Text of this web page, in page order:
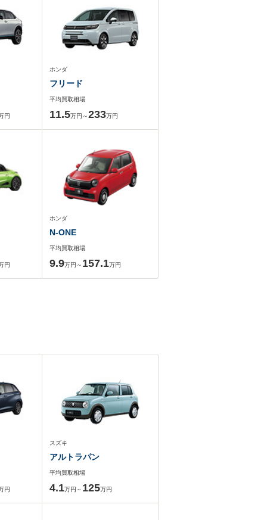
円
ホンダ
フリード
平均買取相場
11.5万円～233万円
円
ホンダ
N-ONE
平均買取相場
9.9万円～ 157.1万円
円
スズキ
アルトラパン
平均買取相場
4.1万円～ 125万円